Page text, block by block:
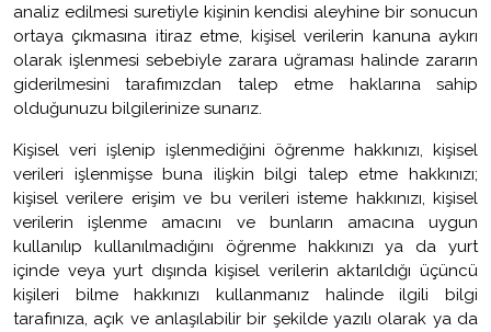
analiz edilmesi suretiyle kişinin kendisi aleyhine bir sonucun
ortaya çıkmasına itiraz etme, kişisel verilerin kanuna aykırı
olarak işlenmesi sebebiyle zarara uğraması halinde zararın
giderilmesini tarafımızdan talep etme haklarına sahip
olduğunuzu bilgilerinize sunarız.
Kişisel veri işlenip işlenmediğini öğrenme hakkınızı, kişisel
verileri işlenmişse buna ilişkin bilgi talep etme hakkınızı;
kişisel verilere erişim ve bu verileri isteme hakkınızı, kişisel
verilerin işlenme amacını ve bunların amacına uygun
kullanılıp kullanılmadığını öğrenme hakkınızı ya da yurt
içinde veya yurt dışında kişisel verilerin aktarıldığı üçüncü
kişileri bilme hakkınızı kullanmanız halinde ilgili bilgi
tarafınıza, açık ve anlaşılabilir bir şekilde yazılı olarak ya da